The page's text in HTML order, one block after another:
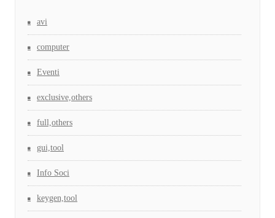
avi
computer
Eventi
exclusive,others
full,others
gui,tool
Info Soci
keygen,tool